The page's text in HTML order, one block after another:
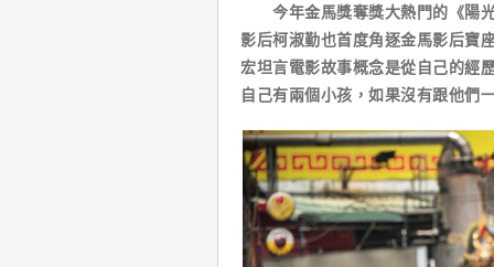
今年金馬獎奪獎大熱門的《陽光
影后柯淑勤也首度角逐金馬影后寶
宏坦言電影故事概念是從自己的經
自己有兩個小孩，如果沒有跟他們